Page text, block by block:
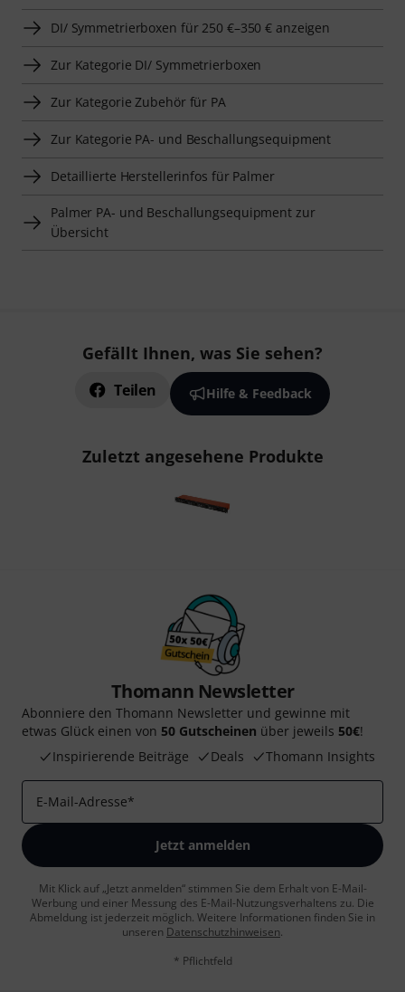
DI/ Symmetrierboxen für 250 €–350 € anzeigen
Zur Kategorie DI/ Symmetrierboxen
Zur Kategorie Zubehör für PA
Zur Kategorie PA- und Beschallungsequipment
Detaillierte Herstellerinfos für Palmer
Palmer PA- und Beschallungsequipment zur
Übersicht
Gefällt Ihnen, was Sie sehen?
Teilen Hilfe & Feedback
Zuletzt angesehene Produkte
Thomann Newsletter
Abonniere den Thomann Newsletter und gewinne mit
etwas Glück einen von 50 Gutscheinen über jeweils 50€!
Inspirierende Beiträge
Deals Thomann Insights
E-Mail-Adresse*
Jetzt anmelden
Mit Klick auf „Jetzt anmelden“ stimmen Sie dem Erhalt von E-Mail-
Werbung und einer Messung des E-Mail-Nutzungsverhaltens zu. Die
Abmeldung ist jederzeit möglich. Weitere Informationen finden Sie in
unseren Datenschutzhinweisen.
* Pflichtfeld